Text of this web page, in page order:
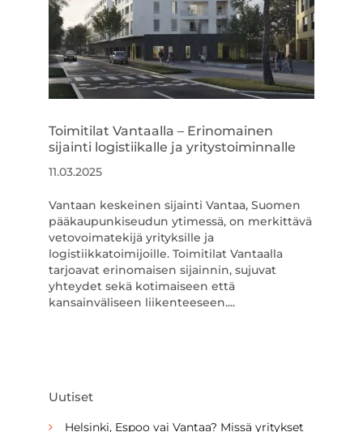
Toimitilat Vantaalla – Erinomainen
sijainti logistiikalle ja yritystoiminnalle
11.03.2025
Vantaan keskeinen sijainti Vantaa, Suomen
pääkaupunkiseudun ytimessä, on merkittävä
vetovoimatekijä yrityksille ja
logistiikkatoimijoille. Toimitilat Vantaalla
tarjoavat erinomaisen sijainnin, sujuvat
yhteydet sekä kotimaiseen että
kansainväliseen liikenteeseen....
Uutiset
Helsinki, Espoo vai Vantaa? Missä yritykset